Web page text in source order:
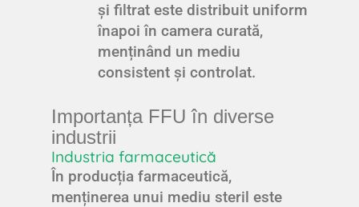
și filtrat este distribuit uniform
înapoi în camera curată,
menținând un mediu
consistent și controlat.
Importanța FFU în diverse
industrii
Industria farmaceutică
În producția farmaceutică,
menținerea unui mediu steril este